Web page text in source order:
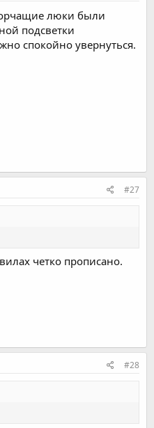
люки были
подсветки
спокойно увернуться.
#27
четко прописано.
#28